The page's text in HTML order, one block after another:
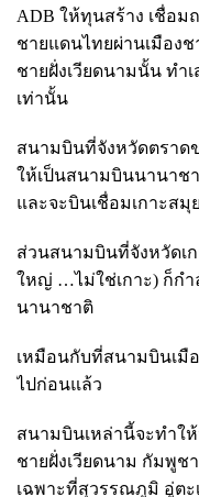
ADB ให้ทุนสร้าง เชื่อม
ชายแดนไทยผ่านเมือง
ชายฝั่งเวียดนามนั้น ทำ
เท่านั้น
สนามบินที่จังหวัดตราด
ให้เป็นสนามบินนานาช
และจะบินเชื่อมเกาะสมุ
ส่วนสนามบินที่จังหวัดเ
ใหญ่ …ไม่ใช่เกาะ) ก็ก
นานาชาติ
เหมือนกับที่สนามบินเมื
ไปก่อนแล้ว
สนามบินเหล่านี้จะทำใ
ชายฝั่งเวียดนาม กัมพูช
เฉพาะที่สุวรรณภูมิ อู่ต